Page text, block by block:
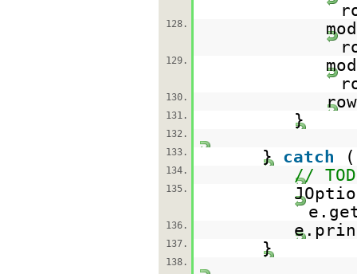
128.
129.
130.
131. }
132.
133.
} catch
134. //
135.
136.
137. }
138.